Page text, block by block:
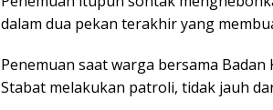
dalam dua pekan terakhir yang
Penemuan saat warga bersama Badan
Stabat melakukan patroli, tidak jauh